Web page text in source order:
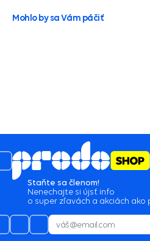
Mohlo by sa Vám páčiť
4.6/
3494